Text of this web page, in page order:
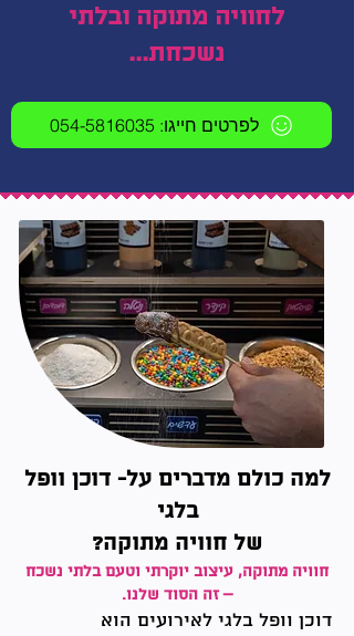
לחוויה מתוקה ובלתי
נשכחת...
לפרטים חייגו: 054-5816035
למה כולם מדברים על- דוכן וופל
בלגי
של חוויה מתוקה?
חוויה מתוקה, עיצוב יוקרתי וטעם בלתי נשכח
– זה הסוד שלנו.
דוכן וופל בלגי לאירועים הוא